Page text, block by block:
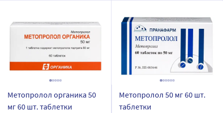
Метопролол органика 50
мг 60 шт. таблетки
Метопролол 50 мг 60 шт.
таблетки